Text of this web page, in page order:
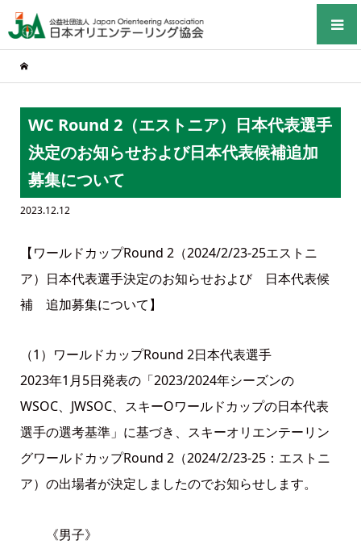
WC Round 2（エストニア）日本代表選手
決定のお知らせおよび日本代表候補追加
募集について
2023.12.12
【ワールドカップRound 2（2024/2/23-25エストニ
ア）日本代表選手決定のお知らせおよび 日本代表候
補 追加募集について】
（1）ワールドカップRound 2日本代表選手
2023年1月5日発表の「2023/2024年シーズンの
WSOC、JWSOC、スキーOワールドカップの日本代表
選手の選考基準」に基づき、スキーオリエンテーリン
グワールドカップRound 2（2024/2/23-25：エストニ
ア）の出場者が決定しましたのでお知らせします。
《男子》